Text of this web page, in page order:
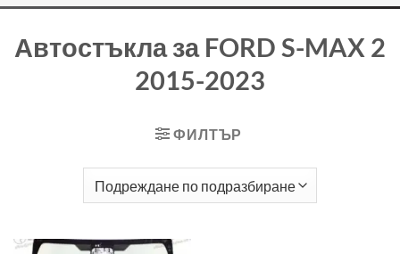
Автостъкла за FORD S-MAX 2
2015-2023
ФИЛТЪР